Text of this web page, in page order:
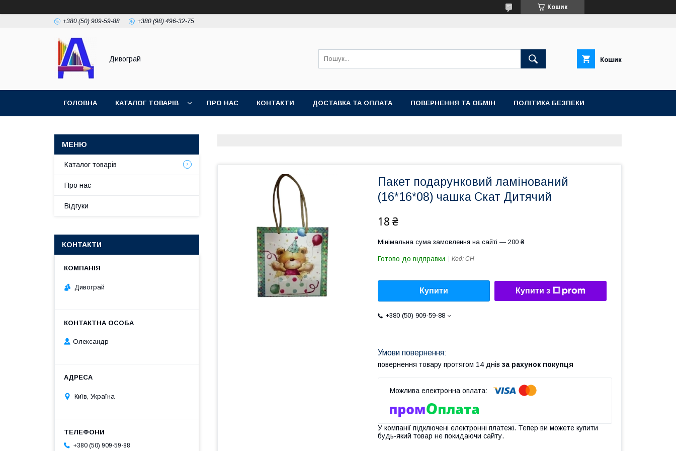
Кошик
+380 (50) 909-59-88 +380 (98) 496-32-75
Дивограй Кошик
ГОЛОВНА КАТАЛОГ ТОВАРІВ ПРО НАС КОНТАКТИ ДОСТАВКА ТА ОПЛАТА ПОВЕРНЕННЯ ТА ОБМІН ПОЛІТИКА БЕЗПЕКИ
Пакет подарунковий ламінований
(16*16*08) чашка Скат Дитячий
18 ₴
Мінімальна сума замовлення на сайті — 200 ₴
Готово до відправки Код: СН
Купити Купити з
+380 (50) 909-59-88
повернення товару протягом 14 днів за рахунок покупця
У компанії підключені електронні платежі. Тепер ви можете купити
будь-який товар не покидаючи сайту.
Каталог товарів
Про нас
Відгуки
КОНТАКТИ
Дивограй
Олександр
Київ, Україна
+380 (50) 909-59-88